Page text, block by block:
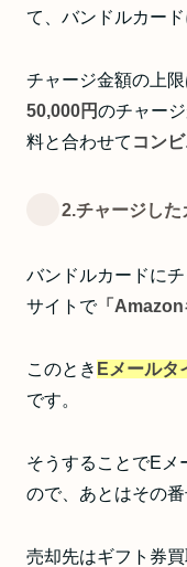
て、バンドルカー
チャージ金額の上
50,000円のチャージ
料と合わせて コン
2.チャージした
バンドルカードに
サイトで「Amazon
このとき Eメールタ
です。
そうすることでEメ
ので、あとはその
売却先はギフト券